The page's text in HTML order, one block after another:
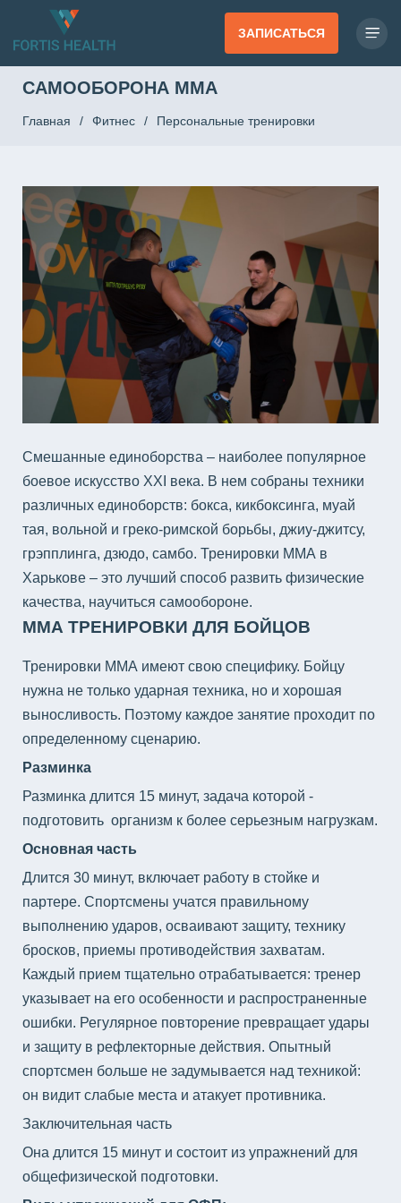
ЗАПИСАТЬСЯ
САМООБОРОНА ММА
Главная / Фитнес / Персональные тренировки
Смешанные единоборства – наиболее популярное
боевое искусство XXI века. В нем собраны техники
различных единоборств: бокса, кикбоксинга, муай
тая, вольной и греко-римской борьбы, джиу-джитсу,
грэпплинга, дзюдо, самбо. Тренировки ММА в
Харькове – это лучший способ развить физические
качества, научиться самообороне.
ММА ТРЕНИРОВКИ ДЛЯ БОЙЦОВ
Тренировки ММА имеют свою специфику. Бойцу
нужна не только ударная техника, но и хорошая
выносливость. Поэтому каждое занятие проходит по
определенному сценарию.
Разминка
Разминка длится 15 минут, задача которой -
подготовить организм к более серьезным нагрузкам.
Основная часть
Длится 30 минут, включает работу в стойке и
партере. Спортсмены учатся правильному
выполнению ударов, осваивают защиту, технику
бросков, приемы противодействия захватам.
Каждый прием тщательно отрабатывается: тренер
указывает на его особенности и распространенные
ошибки. Регулярное повторение превращает удары
и защиту в рефлекторные действия. Опытный
спортсмен больше не задумывается над техникой:
он видит слабые места и атакует противника.
Заключительная часть
Она длится 15 минут и состоит из упражнений для
общефизической подготовки.